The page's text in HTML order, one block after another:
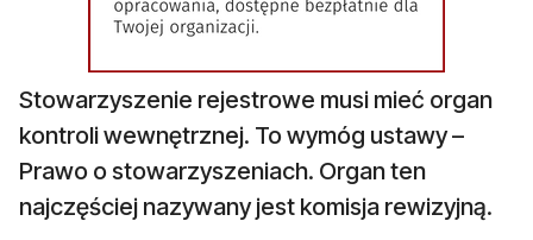
Stowarzyszenie rejestrowe musi mieć organ
kontroli wewnętrznej. To wymóg ustawy –
Prawo o stowarzyszeniach. Organ ten
najczęściej nazywany jest komisja rewizyjną.